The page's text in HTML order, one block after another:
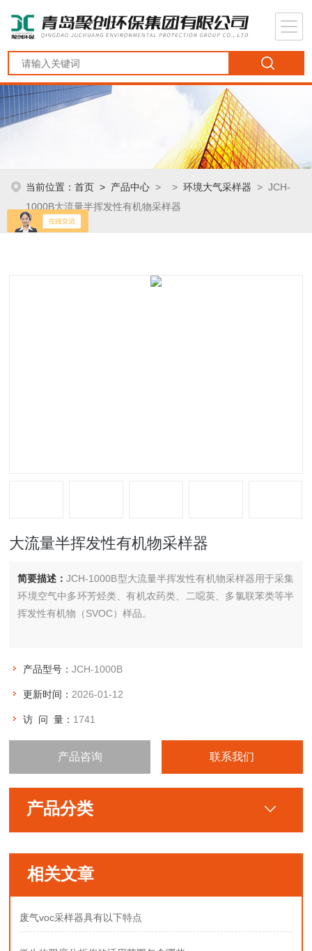
当前位置：首页 > 产品中心 > >环境大气采样器 > JCH-
1000B大流量半挥发性有机物采样器
大流量半挥发性有机物采样器
简要描述：JCH-1000B型大流量半挥发性有机物采样器用于采集
环境空气中多环芳烃类、有机农药类、二噁英、多氯联苯类等半
挥发性有机物（SVOC）样品。
产品型号：JCH-1000B
更新时间： 2026-01-12
访 问 量： 1741
产品咨询 联系我们
产品分类
相关文章
废气voc采样器具有以下特点